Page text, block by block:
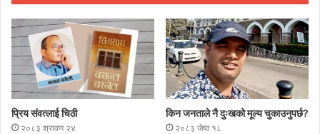
प्रिय संवत्लाई चिठी
२०८३ श्रावण २४
किन जनताले नै दुःखको मूल्य चुकाउनुपर्छ?
२०८३ जेष्ठ १८